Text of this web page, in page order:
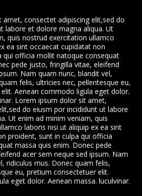
consectet adipiscing elit,sed do
labore et dolore magna aliqua. Ut
quis nostrud exercitation ullamco
ea sint occaecat cupidatat non
qui officia mollit natoque consequat
pede justo, fringilla vitae, eleifend
Nam quam nunc, blandit vel,
felis, ultricies nec, pellentesque eu,
Aenean commodo ligula eget dolor.
Lorem ipsum dolor sit amet,
do eiusm por incididunt ut labore
Ut enim ad minim veniam, quis
laboris nisi ut aliquip ex ea sint
proident, sunt in culpa qui officia
massa quis enim. Donec pede
acer sem neque sed ipsum. Nam
ridiculus mus. Donec quam felis,
eu, pretium consectetuer elit.
eget dolor. Aenean massa. luculvinar.